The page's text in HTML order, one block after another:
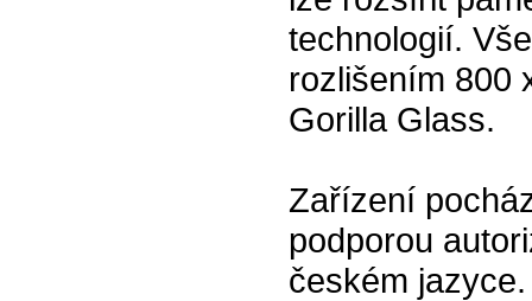
technologií.
rozlišením 800
Gorilla Glass.
Zařízení
podporou
českém jazyce.